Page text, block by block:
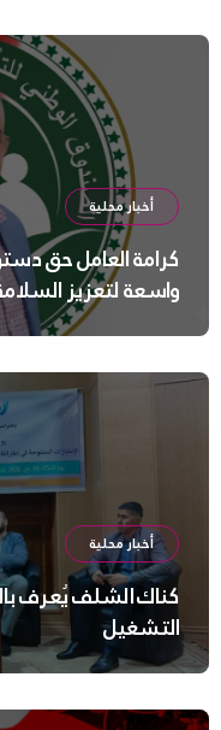
أخبار محلية
كرامة العامل حق
واسعة لتعزيز
أخبار محلية
كناك الشلف يُعرف
التشغيل